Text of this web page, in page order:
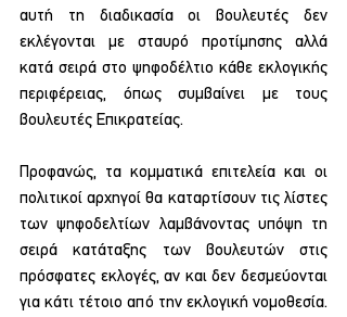
αυτή τη διαδικασία οι βουλευτές δεν
εκλέγονται με σταυρό προτίμησης αλλά
κατά σειρά στο ψηφοδέλτιο κάθε εκλογικής
περιφέρειας, όπως συμβαίνει με τους
βουλευτές Επικρατείας.
Προφανώς, τα κομματικά επιτελεία και οι
πολιτικοί αρχηγοί θα καταρτίσουν τις λίστες
των ψηφοδελτίων λαμβάνοντας υπόψη τη
σειρά κατάταξης των βουλευτών στις
πρόσφατες εκλογές, αν και δεν δεσμεύονται
για κάτι τέτοιο από την εκλογική νομοθεσία.